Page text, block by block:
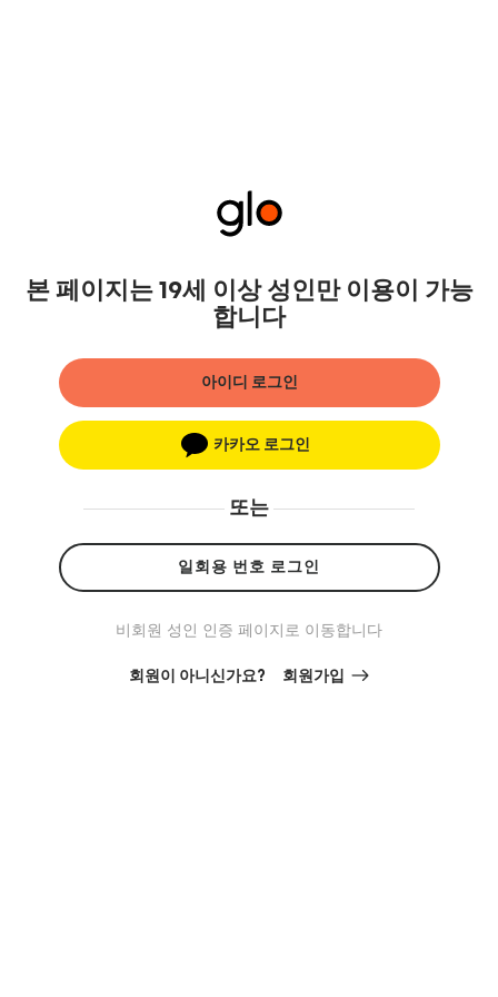
본 페이지는 19세 이상 성인만 이용이 가능
합니다
아이디 로그인
카카오 로그인
또는
일회용 번호 로그인
비회원 성인 인증 페이지로 이동합니다
회원이 아니신가요? 회원가입